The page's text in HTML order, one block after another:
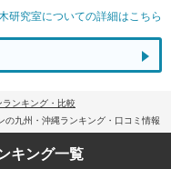
研究室についての詳細はこちら
ンキング・比較
の九州・沖縄ランキング・口コミ情報
キング一覧